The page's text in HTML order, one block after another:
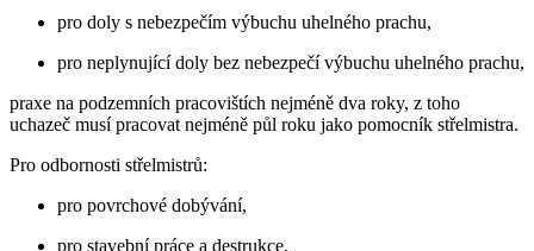
pro doly s nebezpečím výbuchu uhelného prachu,
pro neplynující doly bez nebezpečí výbuchu uhelného prachu,
praxe na podzemních pracovištích nejméně dva roky, z toho
uchazeč musí pracovat nejméně půl roku jako pomocník střelmistra.
Pro odbornosti střelmistrů:
pro povrchové dobývání,
pro stavební práce a destrukce,